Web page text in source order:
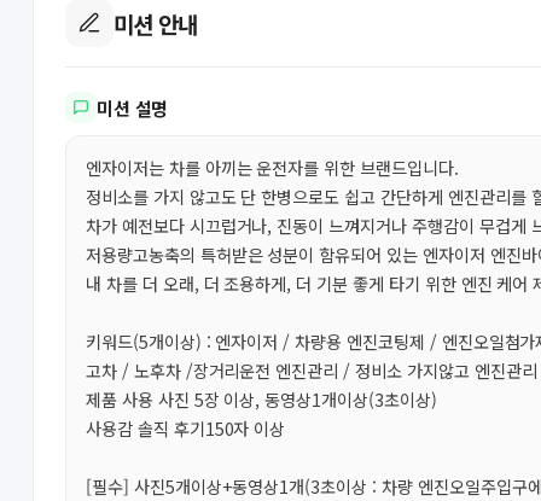
미션 안내
미션 설명
엔자이저는 차를 아끼는 운전자를 위한 브랜드입니다.
정비소를 가지 않고도 단 한병으로도 쉽고 간단하게 엔진관리를
차가 예전보다 시끄럽거나, 진동이 느껴지거나 주행감이 무겁게
저용량고농축의 특허받은 성분이 함유되어 있는 엔자이저 엔진
내 차를 더 오래, 더 조용하게, 더 기분 좋게 타기 위한 엔진 케어
키워드(5개이상) : 엔자이저 / 차량용 엔진코팅제 / 엔진오일첨
고차 / 노후차 /장거리운전 엔진관리 / 정비소 가지않고 엔진관
제품 사용 사진 5장 이상, 동영상1개이상(3초이상)
사용감 솔직 후기150자 이상
[필수] 사진5개이상+동영상1개(3초이상 : 차량 엔진오일주입구